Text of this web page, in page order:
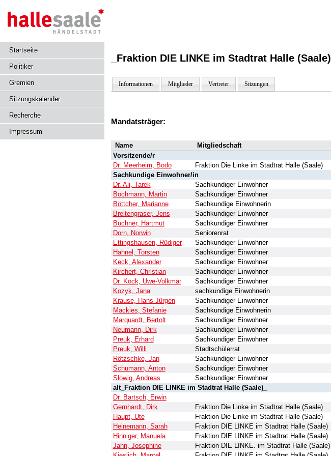
Startseite
Politiker
Gremien
Sitzungskalender
Recherche
Impressum
_Fraktion DIE LINKE im Stadtrat Halle (Saale)
Informationen Mitglieder Vertreter Sitzungen
Mandatsträger:
Name Mitgliedschaft
Vorsitzende/r
Dr. Meerheim, Bodo
Fraktion Die Linke im Stadtrat Halle (Saale)
Sachkundige Einwohner/in
Dr. Ali, Tarek
Sachkundiger Einwohner
Bochmann, Martin
Sachkundiger Einwohner
Böttcher, Marianne
Sachkundige Einwohnerin
Breitengraser, Jens
Sachkundiger Einwohner
Büchner, Hartmut
Sachkundiger Einwohner
Dorn, Norwin
Seniorenrat
Ettingshausen, Rüdiger
Sachkundiger Einwohner
Hahnel, Torsten
Sachkundiger Einwohner
Keck, Alexander
Sachkundiger Einwohner
Kirchert, Christian
Sachkundiger Einwohner
Dr. Köck, Uwe-Volkmar
Sachkundiger Einwohner
Kozyk, Jana
sachkundige Einwohnerin
Krause, Hans-Jürgen
Sachkundiger Einwohner
Mackies, Stefanie
Sachkundige Einwohnerin
Marquardt, Bertolt
Sachkundiger Einwohner
Neumann, Dirk
Sachkundiger Einwohner
Preuk, Erhard
Sachkundiger Einwohner
Preuk, Willi
Stadtschülerrat
Rötzschke, Jan
Sachkundiger Einwohner
Schumann, Anton
Sachkundiger Einwohner
Slowig, Andreas
Sachkundiger Einwohner
alt_Fraktion DIE LINKE im Stadtrat Halle (Saale)_
Dr. Bartsch, Erwin
Gernhardt, Dirk
Fraktion Die Linke im Stadtrat Halle (Saale)
Haupt, Ute
Fraktion Die Linke im Stadtrat Halle (Saale)
Heinemann, Sarah
Fraktion DIE LINKE im Stadtrat Halle (Saale)
Hinniger, Manuela
Fraktion DIE LINKE im Stadtrat Halle (Saale)
Jahn, Josephine
Fraktion DIE LINKE. im Stadtrat Halle (Saale)